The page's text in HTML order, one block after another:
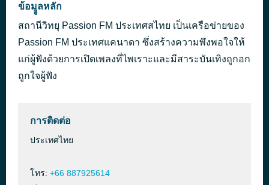
ข้อมููลหลัก
สถานีวิทยุ Passion FM ประเทศสไทย เป็นเครือข่ายของ
Passion FM ประเทศแคนาดา ซึ่งสร้างความพึงพอใจให้
แก่ผู้ฟังด้วยการเปิดเพลงที่ไพเราะและมีสาระบันเทิงถูกอก
ถูกใจผู้ฟัง
การติดต่อ
ประเทศไทย
โทร: +66 887925614